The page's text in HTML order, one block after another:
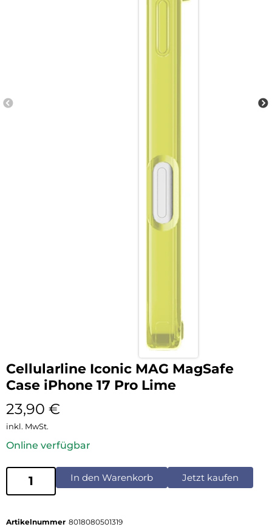
Cellularline Iconic MAG MagSafe
Case iPhone 17 Pro Lime
23,90 €
inkl. MwSt.
Online verfügbar
In den Warenkorb Jetzt kaufen
Artikelnummer 8018080501319